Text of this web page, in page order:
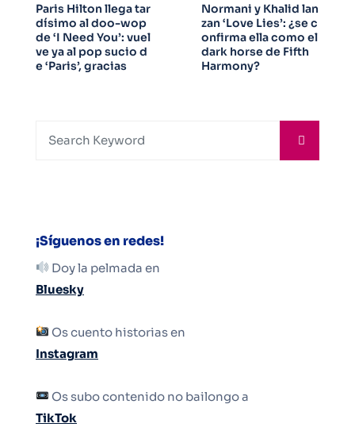
Paris Hilton llega tar
dísimo al doo-wop
de ‘I Need You’: vuel
ve ya al pop sucio d
e ‘Paris’, gracias
Normani y Khalid lan
zan ‘Love Lies’: ¿se c
onfirma ella como el
dark horse de Fifth
Harmony?
¡Síguenos en redes!
Doy la pelmada en
Bluesky
Os cuento historias en
Instagram
Os subo contenido no bailongo a
TikTok